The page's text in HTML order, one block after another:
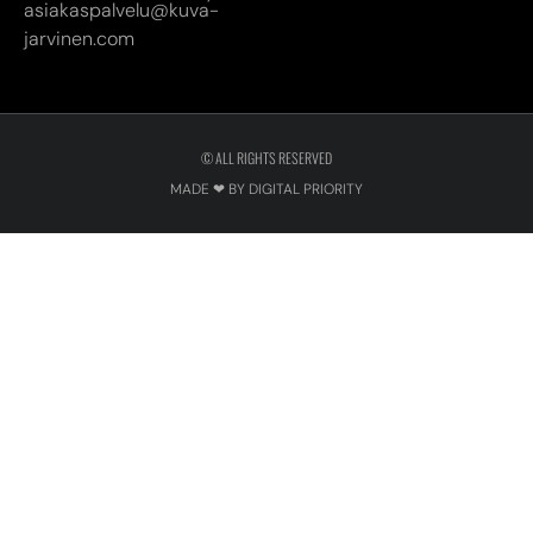
asiakaspalvelu@kuva-
jarvinen.com
© ALL RIGHTS RESERVED
MADE ❤ BY DIGITAL PRIORITY